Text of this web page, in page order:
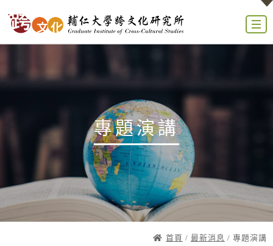
專題演講
首頁 / 最新消息 / 專題演講